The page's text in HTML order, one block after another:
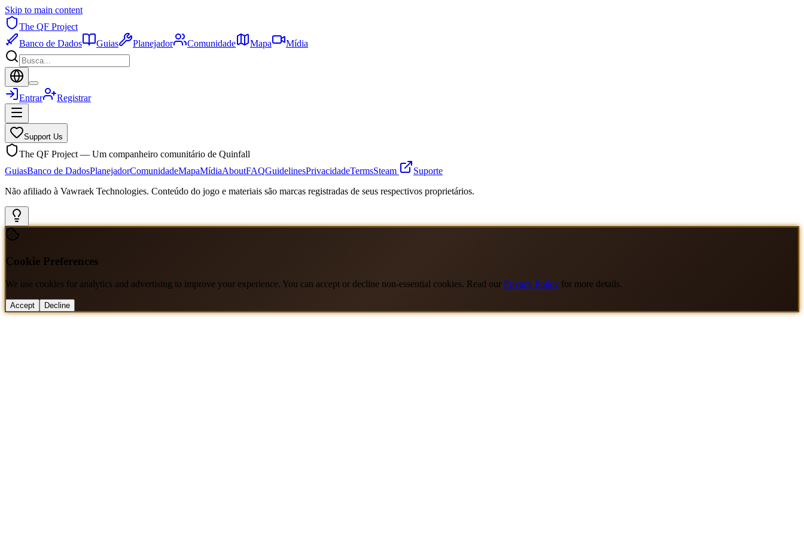
Skip to main content
The QF Project
Banco de Dados
Guias Planejador Comunidade Mapa Mídia
Entrar Registrar
Support Us
The QF Project — Um companheiro comunitário de Quinfall
GuiasBanco de DadosPlanejadorComunidadeMapaMídiaAboutFAQGuidelinesPrivacidadeTermsSteam
Suporte
Não afiliado à Vawraek Technologies. Conteúdo do jogo e materiais são marcas registradas de seus respectivos proprietários.
Cookie Preferences
We use cookies for analytics and advertising to improve your experience. You can accept or decline non-essential cookies. Read our Privacy Policy for more details.
Accept Decline